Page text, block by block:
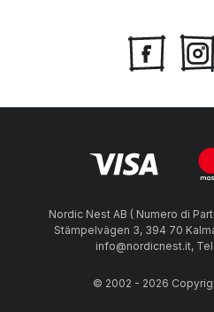
Nordic Nest AB ( Numero di
Stämpelvägen 3, 394 70
info@nordicnest.it,
© 2002 - 2026